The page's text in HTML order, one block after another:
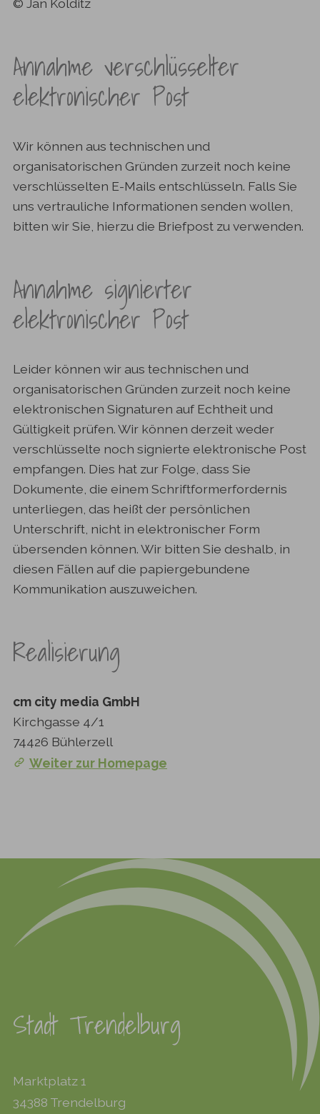
© Jan Kolditz
Annahme verschlüsselter
elektronischer Post
Wir können aus technischen und
organisatorischen Gründen zurzeit noch keine
verschlüsselten E-Mails entschlüsseln. Falls Sie
uns vertrauliche Informationen senden wollen,
bitten wir Sie, hierzu die Briefpost zu verwenden.
Annahme signierter
elektronischer Post
Leider können wir aus technischen und
organisatorischen Gründen zurzeit noch keine
elektronischen Signaturen auf Echtheit und
Gültigkeit prüfen. Wir können derzeit weder
verschlüsselte noch signierte elektronische Post
empfangen. Dies hat zur Folge, dass Sie
Dokumente, die einem Schriftformerfordernis
unterliegen, das heißt der persönlichen
Unterschrift, nicht in elektronischer Form
übersenden können. Wir bitten Sie deshalb, in
diesen Fällen auf die papiergebundene
Kommunikation auszuweichen.
Realisierung
cm city media GmbH
Kirchgasse 4/1
74426 Bühlerzell
Weiter zur Homepage
Stadt Trendelburg
Marktplatz 1
34388 Trendelburg